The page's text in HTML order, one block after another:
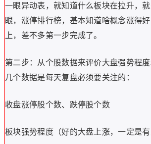
一眼异动表，就知道什么板块在拉升，
眼，涨停排行榜，基本知道啥概念涨得
上，差不多第一步完成了。
第二步：从个股数据来评价大盘强势程
几个数据是每天复盘必须要关注的：
收盘涨停股个数、跌停股个数
板块强势程度（好的大盘上涨，一定是有